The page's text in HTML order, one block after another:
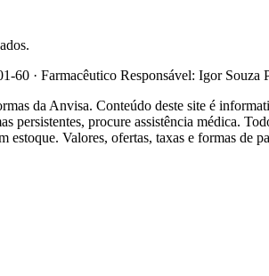
60 · Farmacêutico Responsável: Igor
da Anvisa. Conteúdo deste site é
persistentes, procure assistência médica.
estoque. Valores, ofertas, taxas e formas